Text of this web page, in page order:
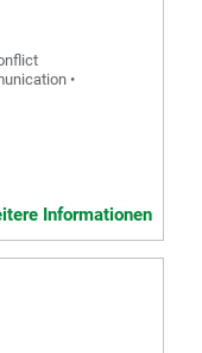
•
Informationen